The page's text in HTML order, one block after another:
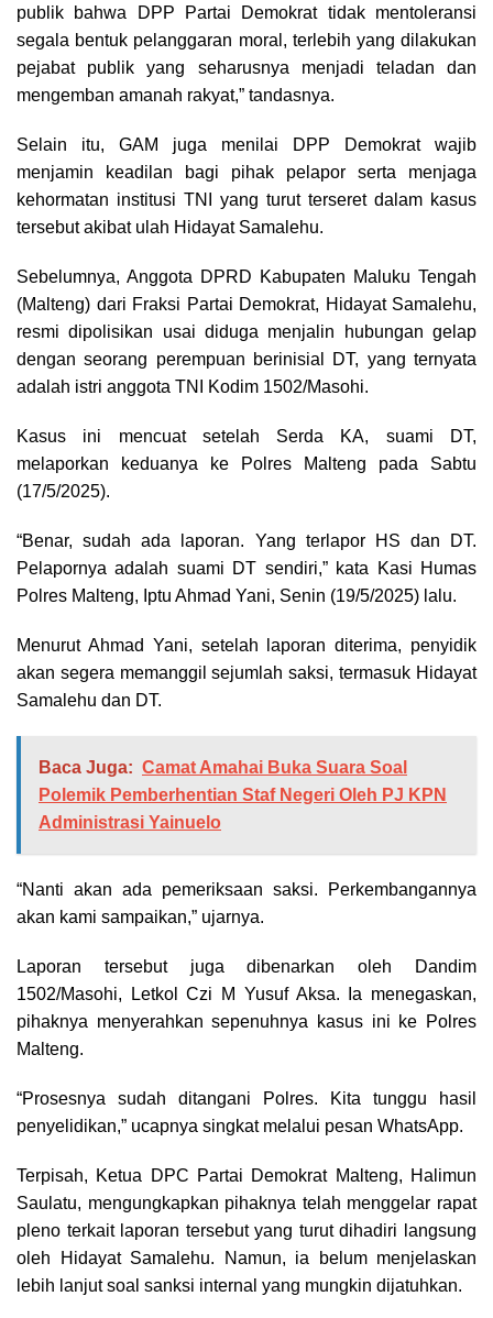
publik bahwa DPP Partai Demokrat tidak mentoleransi
segala bentuk pelanggaran moral, terlebih yang dilakukan
pejabat publik yang seharusnya menjadi teladan dan
mengemban amanah rakyat,” tandasnya.
Selain itu, GAM juga menilai DPP Demokrat wajib
menjamin keadilan bagi pihak pelapor serta menjaga
kehormatan institusi TNI yang turut terseret dalam kasus
tersebut akibat ulah Hidayat Samalehu.
Sebelumnya, Anggota DPRD Kabupaten Maluku Tengah
(Malteng) dari Fraksi Partai Demokrat, Hidayat Samalehu,
resmi dipolisikan usai diduga menjalin hubungan gelap
dengan seorang perempuan berinisial DT, yang ternyata
adalah istri anggota TNI Kodim 1502/Masohi.
Kasus ini mencuat setelah Serda KA, suami DT,
melaporkan keduanya ke Polres Malteng pada Sabtu
(17/5/2025).
“Benar, sudah ada laporan. Yang terlapor HS dan DT.
Pelapornya adalah suami DT sendiri,” kata Kasi Humas
Polres Malteng, Iptu Ahmad Yani, Senin (19/5/2025) lalu.
Menurut Ahmad Yani, setelah laporan diterima, penyidik
akan segera memanggil sejumlah saksi, termasuk Hidayat
Samalehu dan DT.
Baca Juga: Camat Amahai Buka Suara Soal
Polemik Pemberhentian Staf Negeri Oleh PJ KPN
Administrasi Yainuelo
“Nanti akan ada pemeriksaan saksi. Perkembangannya
akan kami sampaikan,” ujarnya.
Laporan tersebut juga dibenarkan oleh Dandim
1502/Masohi, Letkol Czi M Yusuf Aksa. Ia menegaskan,
pihaknya menyerahkan sepenuhnya kasus ini ke Polres
Malteng.
“Prosesnya sudah ditangani Polres. Kita tunggu hasil
penyelidikan,” ucapnya singkat melalui pesan WhatsApp.
Terpisah, Ketua DPC Partai Demokrat Malteng, Halimun
Saulatu, mengungkapkan pihaknya telah menggelar rapat
pleno terkait laporan tersebut yang turut dihadiri langsung
oleh Hidayat Samalehu. Namun, ia belum menjelaskan
lebih lanjut soal sanksi internal yang mungkin dijatuhkan.